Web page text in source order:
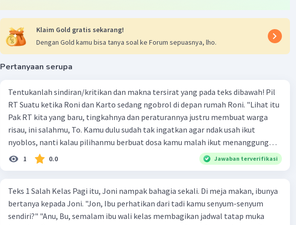
Klaim Gold gratis sekarang!
Dengan Gold kamu bisa tanya soal ke Forum sepuasnya, lho.
Pertanyaan serupa
Tentukanlah sindiran/kritikan dan makna tersirat yang pada teks dibawah! Pil
RT Suatu ketika Roni dan Karto sedang ngobrol di depan rumah Roni. "Lihat itu
Pak RT kita yang baru, tingkahnya dan peraturannya justru membuat warga
risau, ini salahmu, To. Kamu dulu sudah tak ingatkan agar ndak usah ikut
nyoblos, nanti kalau pilihanmu berbuat dosa kamu malah ikut menanggung
dosanya," demikian kata Doni kepada Karto. "Kamu itu, Don. Justru kamu dan
teman-temanmu yang ndak mau nyobloslah yang berdosa," jawab Karto kesal.
akan jadi RT, sebab pilihan kalian yang bukan Pak Wono membantu agar Pak
Wono tidak jadi RT," ujar Karto. Doni diam sejenak, ia memikirkan dengan
sangat dalam kalimat yang diungkapkan Karto.
1 0.0 Jawaban terverifikasi
Teks 1 Salah Kelas Pagi itu, Joni nampak bahagia sekali. Di meja makan, ibunya
bertanya kepada Joni. "Jon, Ibu perhatikan dari tadi kamu senyum-senyum
sendiri?" "Anu, Bu, semalam ibu wali kelas membagikan jadwal tatap muka